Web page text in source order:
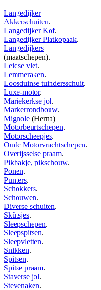
Langedijker
Akkerschuiten.
Langedijker Kof.
Langedijker Platkopaak.
Langedijkers
(maatschepen).
Leidse vlet.
Lemmeraken.
Loosduinse tuindersschuit.
Luxe-motor.
Mariekerkse jol.
Markerrondbouw.
Mignole (Herna)
Motorbeurtschepen.
Motorscheepjes.
Oude Motorvrachtschepen.
Overijsselse praam.
Pikbakje, pikschouw.
Ponen.
Punters.
Schokkers.
Schouwen.
Diverse schuiten.
Skûtsjes.
Sleepschepen.
Sleepspitsen.
Sleepvletten.
Snikken.
Spitsen.
Spitse praam.
Staverse jol.
Stevenaken.